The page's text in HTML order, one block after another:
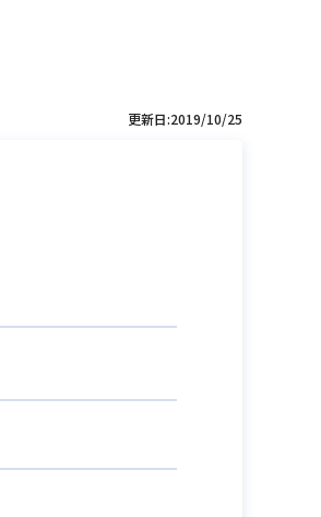
更新日:2019/10/25